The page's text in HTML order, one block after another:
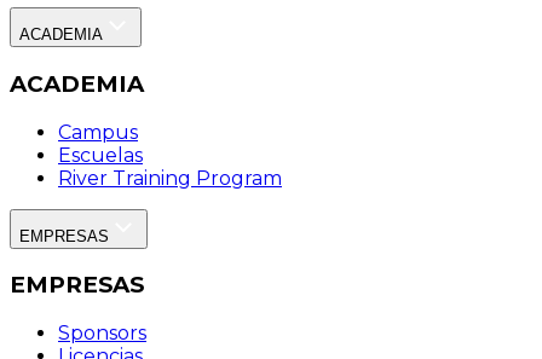
ACADEMIA
ACADEMIA
Campus
Escuelas
River Training Program
EMPRESAS
EMPRESAS
Sponsors